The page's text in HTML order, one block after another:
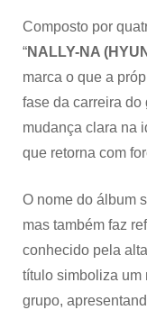
Composto por
“NALLY-NA
marca o que a
fase da carreira do
mudança clara na
que retorna com
O nome do álbum
mas também faz
conhecido pela
título simboliza um
grupo,